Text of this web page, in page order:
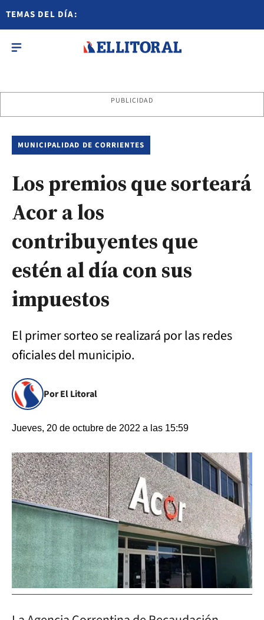
TEMAS DEL DÍA:
PUBLICIDAD
MUNICIPALIDAD DE CORRIENTES
Los premios que sorteará
Acor a los
contribuyentes que
estén al día con sus
impuestos
El primer sorteo se realizará por las redes
oficiales del municipio.
Por El Litoral
Jueves, 20 de octubre de 2022 a las 15:59